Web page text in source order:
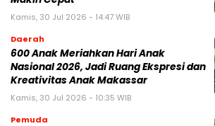
Kamis, 30 Jul 2026 - 14:47 WIB
Daerah
600 Anak Meriahkan Hari Anak
Nasional 2026, Jadi Ruang Ekspresi dan
Kreativitas Anak Makassar
Kamis, 30 Jul 2026 - 10:35 WIB
Pemuda